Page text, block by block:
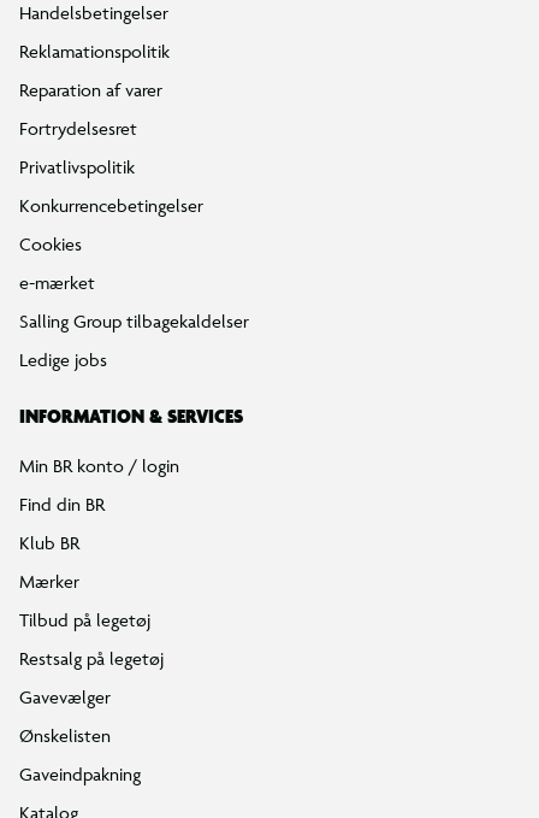
Handelsbetingelser
Reklamationspolitik
Reparation af varer
Fortrydelsesret
Privatlivspolitik
Konkurrencebetingelser
Cookies
e-mærket
Salling Group tilbagekaldelser
Ledige jobs
INFORMATION & SERVICES
Min BR konto / login
Find din BR
Klub BR
Mærker
Tilbud på legetøj
Restsalg på legetøj
Gavevælger
Ønskelisten
Gaveindpakning
Katalog